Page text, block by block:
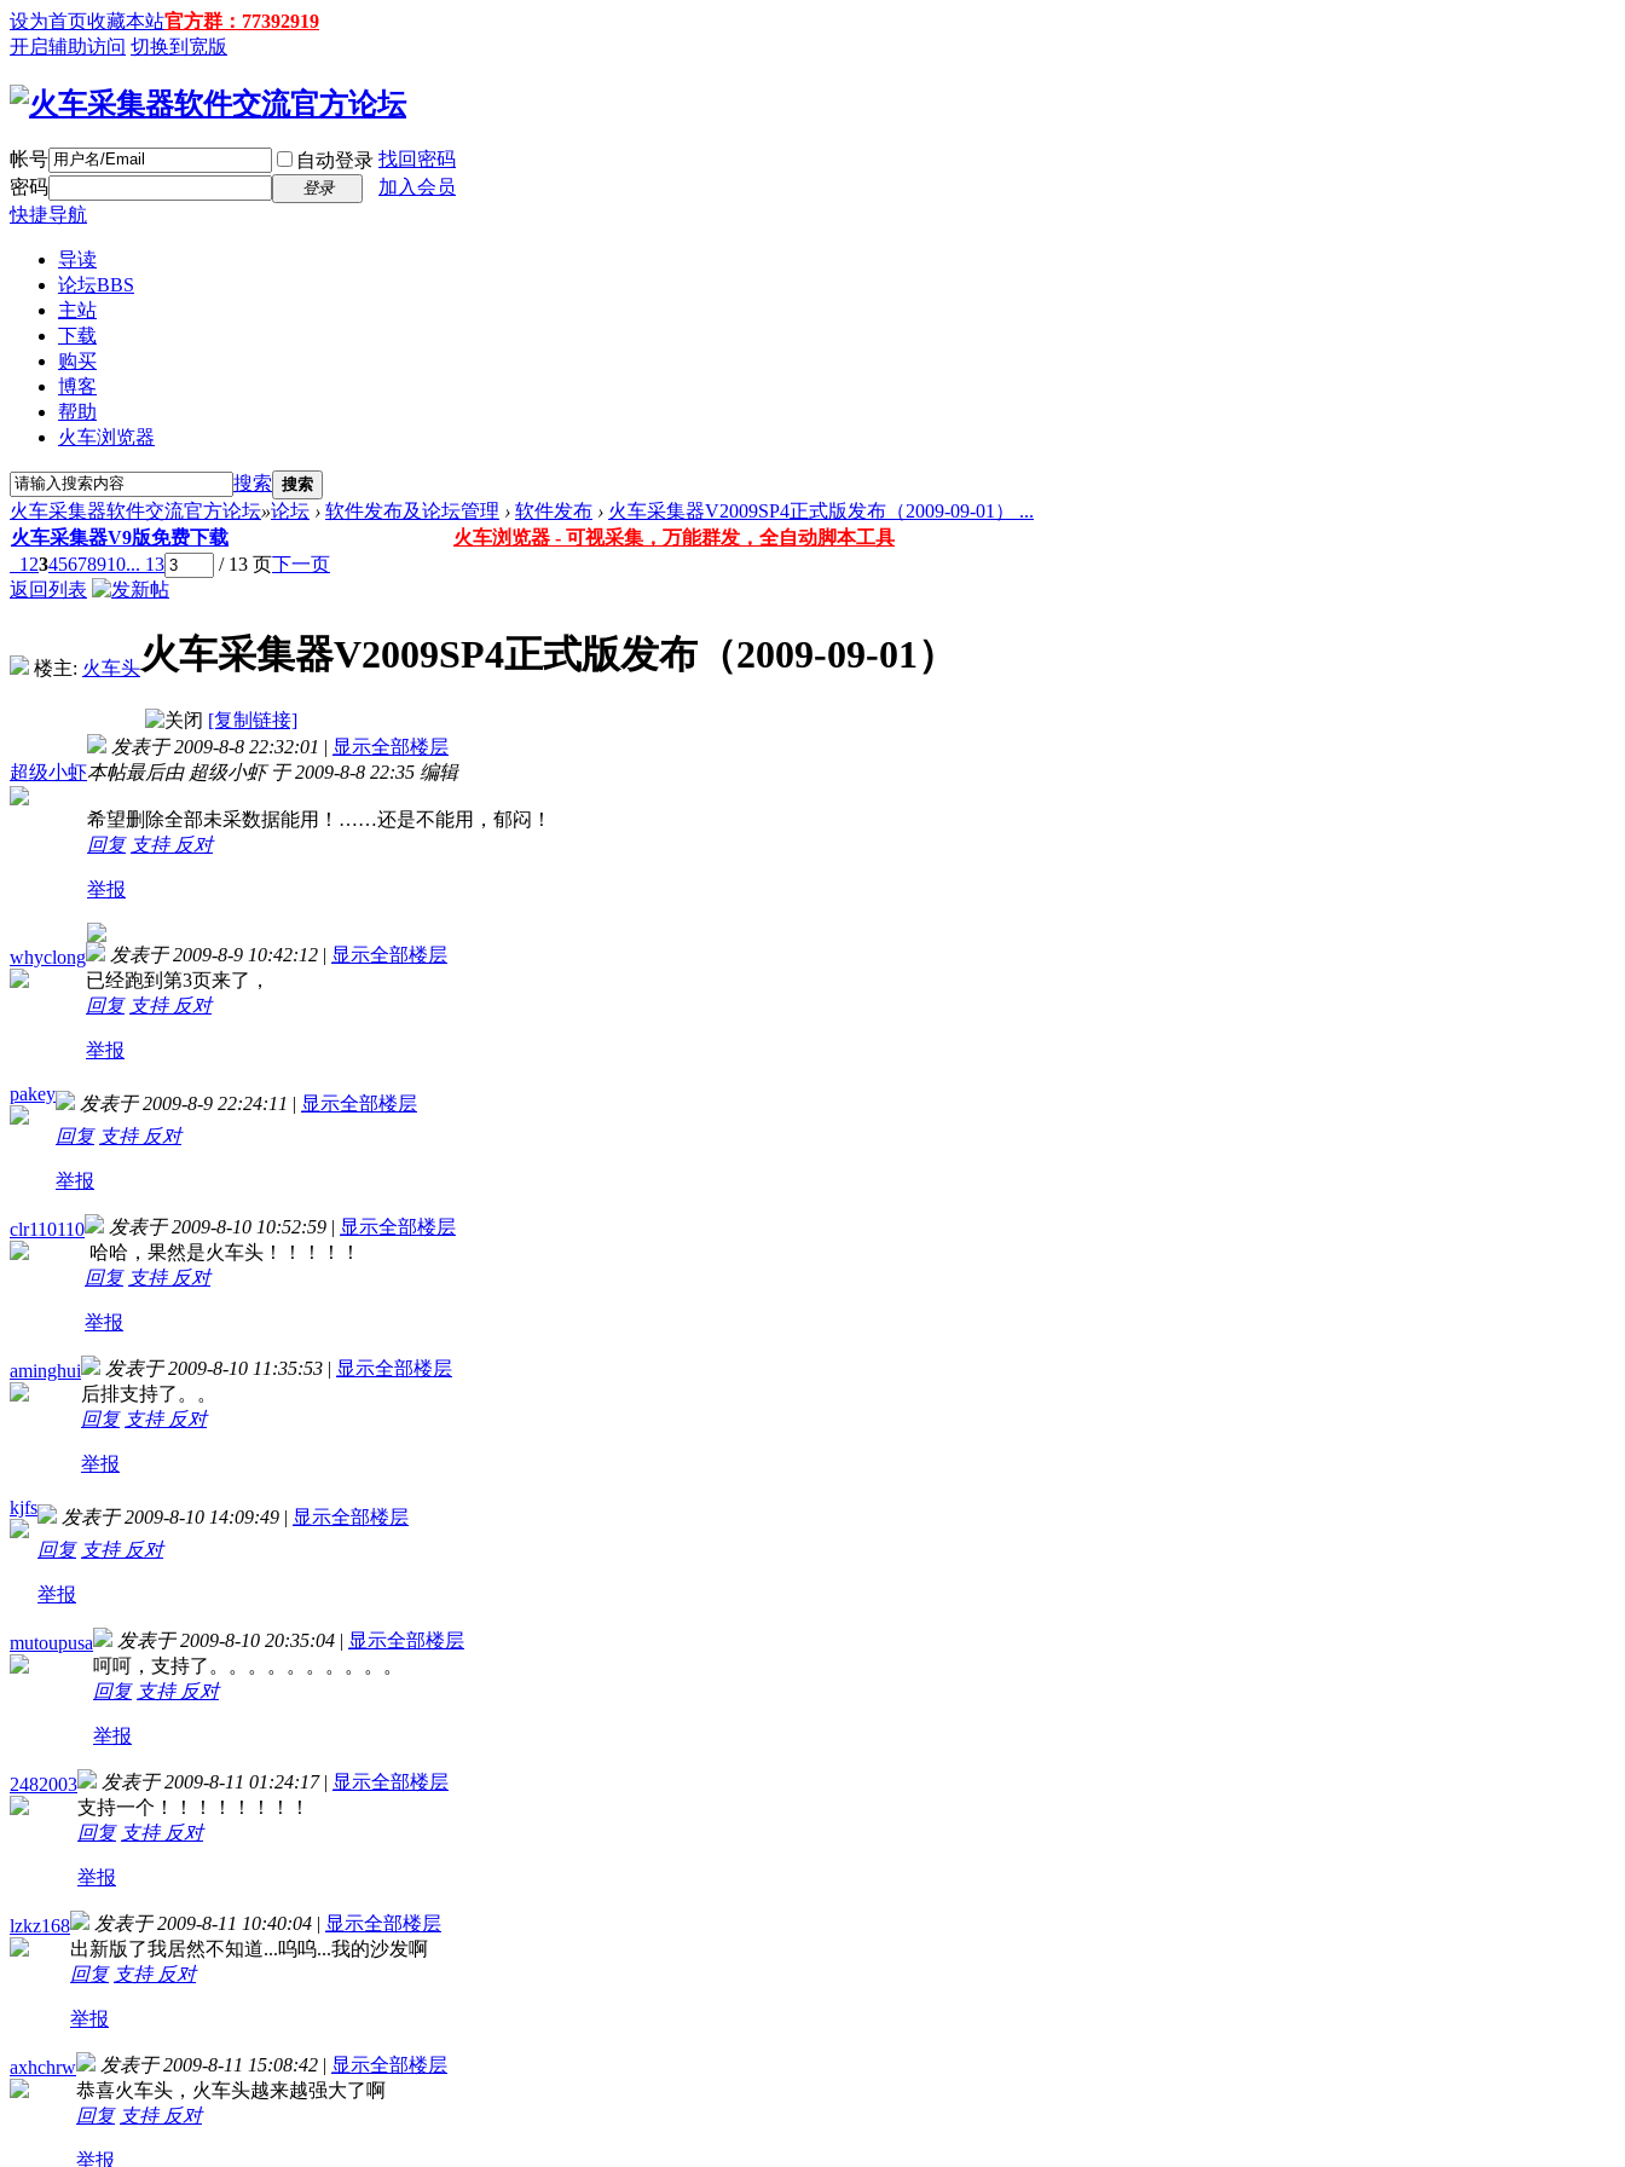
设为首页收藏本站官方群：77392919
开启辅助访问 切换到宽版
帐号 自动登录 找回密码
密码
登录
加入会员
快捷导航
导读
论坛BBS
主站
下载
购买
博客
帮助
火车浏览器
搜索 搜索
火车采集器软件交流官方论坛»论坛 › 软件发布及论坛管理 › 软件发布 › 火车采集器V2009SP4正式版发布（2009-09-01） ...
火车采集器V9版免费下载
火车浏览器 - 可视采集，万能群发，全自动脚本工具
1 2345678910... 13 / 13 页下一页
返回列表
楼主: 火车头火车采集器V2009SP4正式版发布（2009-09-01）
[复制链接]
超级小虾
发表于 2009-8-8 22:32:01 | 显示全部楼层
本帖最后由 超级小虾 于 2009-8-8 22:35 编辑
希望删除全部未采数据能用！……还是不能用，郁闷！
回复 支持 反对
举报
whyclong 发表于 2009-8-9 10:42:12 | 显示全部楼层
已经跑到第3页来了，
回复 支持 反对
举报
pakey 发表于 2009-8-9 22:24:11 | 显示全部楼层
回复 支持 反对
举报
clr110110 发表于 2009-8-10 10:52:59 | 显示全部楼层
哈哈，果然是火车头！！！！！
回复 支持 反对
举报
aminghui 发表于 2009-8-10 11:35:53 | 显示全部楼层
后排支持了。。
回复 支持 反对
举报
kjfs 发表于 2009-8-10 14:09:49 | 显示全部楼层
回复 支持 反对
举报
mutoupusa 发表于 2009-8-10 20:35:04 | 显示全部楼层
呵呵，支持了。。。。。。。。。。
回复 支持 反对
举报
2482003 发表于 2009-8-11 01:24:17 | 显示全部楼层
支持一个！！！！！！！！
回复 支持 反对
举报
lzkz168 发表于 2009-8-11 10:40:04 | 显示全部楼层
出新版了我居然不知道...呜呜...我的沙发啊
回复 支持 反对
举报
axhchrw 发表于 2009-8-11 15:08:42 | 显示全部楼层
恭喜火车头，火车头越来越强大了啊
回复 支持 反对
举报